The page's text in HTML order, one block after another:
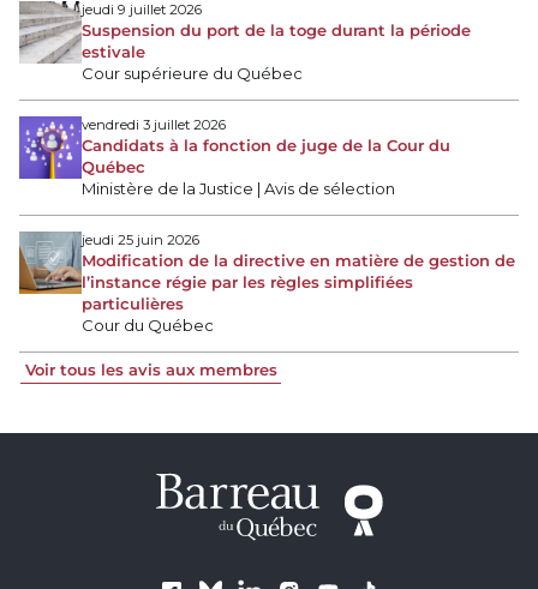
jeudi 9 juillet 2026
Suspension du port de la toge durant la période
estivale
Cour supérieure du Québec
vendredi 3 juillet 2026
Candidats à la fonction de juge de la Cour du
Québec
Ministère de la Justice | Avis de sélection
jeudi 25 juin 2026
Modification de la directive en matière de gestion de
l’instance régie par les règles simplifiées
particulières
Cour du Québec
Voir tous les avis aux membres